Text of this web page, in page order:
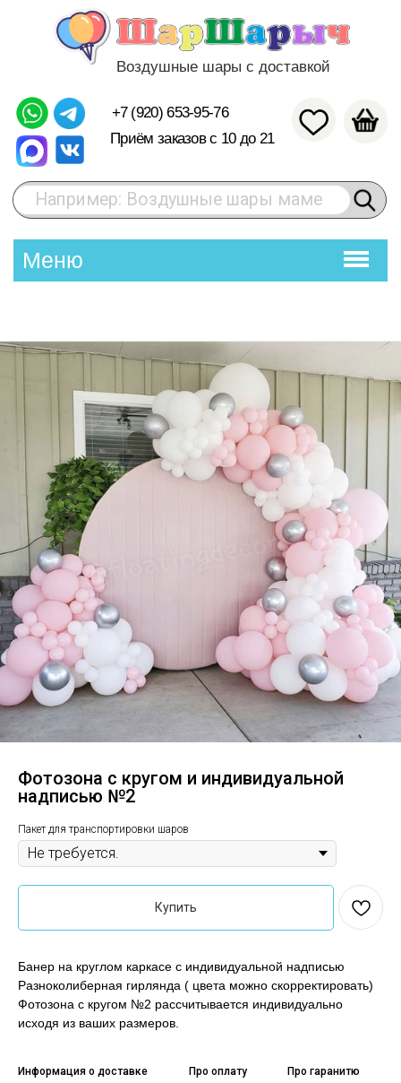
Воздушные шары с доставкой
Приём заказов с 10 до 21
Меню
Например: Воздушные шары маме
Фотозона с кругом и индивидуальной
надписью №2
Пакет для транспортировки шаров
Купить
Банер на круглом каркасе с индивидуальной надписью
Разноколиберная гирлянда ( цвета можно скорректировать)
Фотозона с кругом №2 рассчитывается индивидуально
исходя из ваших размеров.
Информация о доставке Про оплату Про гаранитю